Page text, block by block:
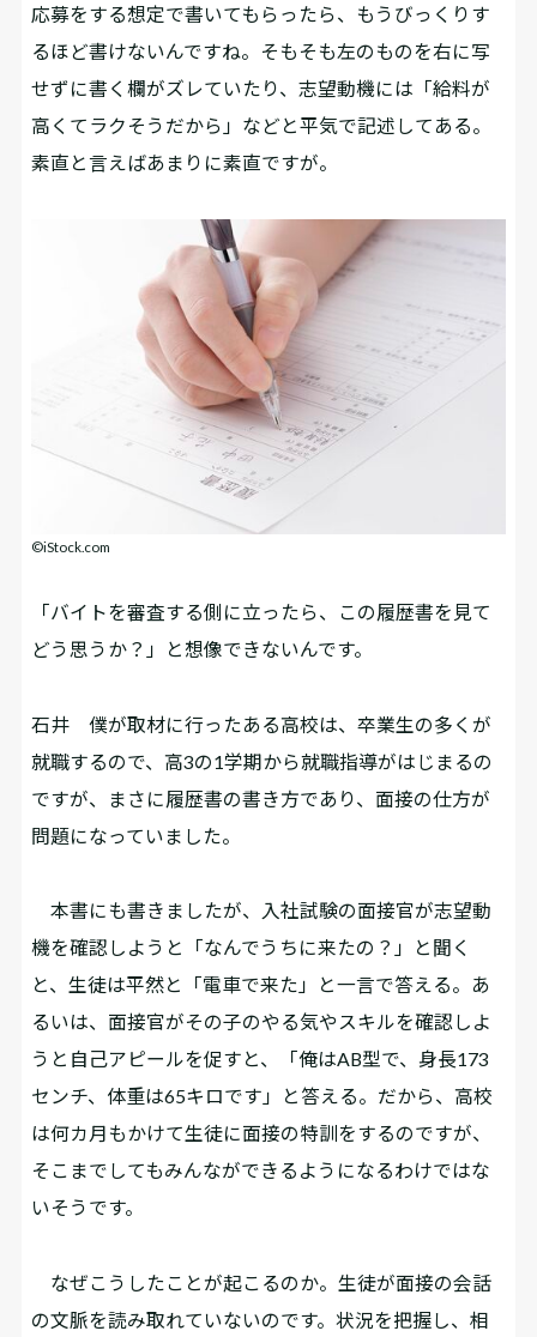
応募をする想定で書いてもらったら、もうびっくりす
るほど書けないんですね。そもそも左のものを右に写
せずに書く欄がズレていたり、志望動機には「給料が
高くてラクそうだから」などと平気で記述してある。
素直と言えばあまりに素直ですが。
©iStock.com
「バイトを審査する側に立ったら、この履歴書を見て
どう思うか？」と想像できないんです。
石井 僕が取材に行ったある高校は、卒業生の多くが
就職するので、高3の1学期から就職指導がはじまるの
ですが、まさに履歴書の書き方であり、面接の仕方が
問題になっていました。
本書にも書きましたが、入社試験の面接官が志望動
機を確認しようと「なんでうちに来たの？」と聞く
と、生徒は平然と「電車で来た」と一言で答える。あ
るいは、面接官がその子のやる気やスキルを確認しよ
うと自己アピールを促すと、「俺はAB型で、身長173
センチ、体重は65キロです」と答える。だから、高校
は何カ月もかけて生徒に面接の特訓をするのですが、
そこまでしてもみんなができるようになるわけではな
いそうです。
なぜこうしたことが起こるのか。生徒が面接の会話
の文脈を読み取れていないのです。状況を把握し、相